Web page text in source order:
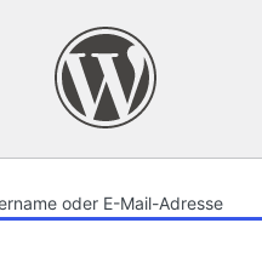
oder E-Mail-Adresse